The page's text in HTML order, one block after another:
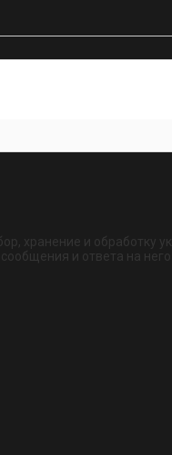
обязательно
хранение и обработку
и ответа на него